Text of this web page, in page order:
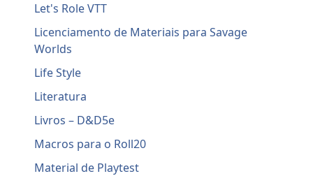
Let's Role VTT
Licenciamento de Materiais para Savage
Worlds
Life Style
Literatura
Livros – D&D5e
Macros para o Roll20
Material de Playtest